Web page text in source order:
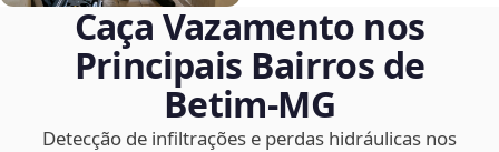
Caça Vazamento nos
Principais Bairros de
Betim‑MG
Detecção de infiltrações e perdas hidráulicas nos